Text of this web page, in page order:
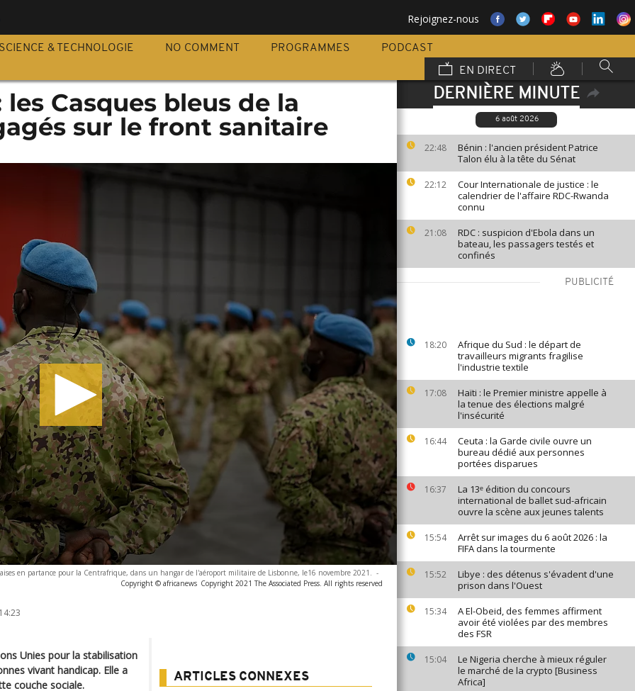
Rejoignez-nous
SCIENCE & TECHNOLOGIE NO COMMENT PROGRAMMES
PODCAST
EN DIRECT
DERNIÈRE MINUTE
6 août 2026
22:48
Bénin : l'ancien président Patrice
Talon élu à la tête du Sénat
22:12
Cour Internationale de justice : le
calendrier de l'affaire RDC-Rwanda
connu
21:08
RDC : suspicion d'Ebola dans un
bateau, les passagers testés et
confinés
PUBLICITÉ
18:20
Afrique du Sud : le départ de
travailleurs migrants fragilise
l'industrie textile
17:08
Haïti : le Premier ministre appelle à
la tenue des élections malgré
l'insécurité
16:44
Ceuta : la Garde civile ouvre un
bureau dédié aux personnes
portées disparues
16:37
La 13ᵉ édition du concours
international de ballet sud-africain
ouvre la scène aux jeunes talents
15:54
Arrêt sur images du 6 août 2026 : la
FIFA dans la tourmente
15:52
Libye : des détenus s'évadent d'une
prison dans l'Ouest
15:34
A El-Obeid, des femmes affirment
avoir été violées par des membres
des FSR
15:04
Le Nigeria cherche à mieux réguler
le marché de la crypto [Business
Africa]
Casques bleus de la
sur le front sanitaire
en partance pour la Centrafrique, dans un hangar de l'aéroport militaire de Lisbonne, le16 novembre 2021. -
Copyright © africanews Copyright 2021 The Associated Press. All rights reserved
Unies pour la stabilisation
vivant handicap. Elle a
couche sociale.
ARTICLES CONNEXES